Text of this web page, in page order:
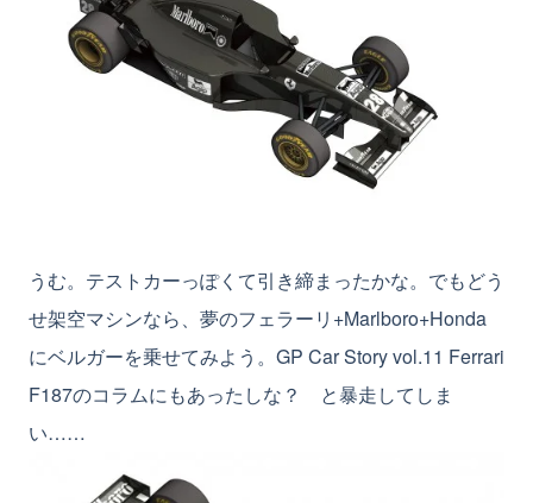
うむ。テストカーっぽくて引き締まったかな。でもどう
せ架空マシンなら、夢のフェラーリ+Marlboro+Honda
にベルガーを乗せてみよう。GP Car Story vol.11 Ferrari
F187のコラムにもあったしな？ と暴走してしま
い……